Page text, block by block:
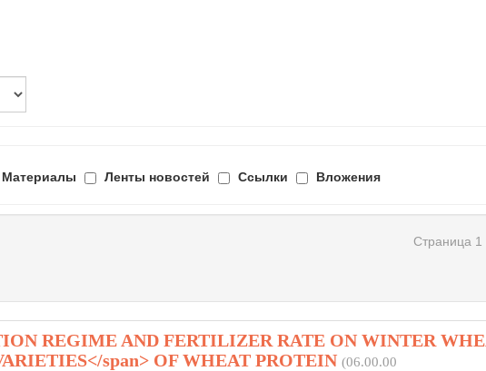
Материалы Ленты новостей Ссылки Вложения
Страница 1
REGIME AND FERTILIZER RATE ON WINTER
span> OF WHEAT PROTEIN (06.00.00